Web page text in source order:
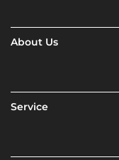
About Us
Service